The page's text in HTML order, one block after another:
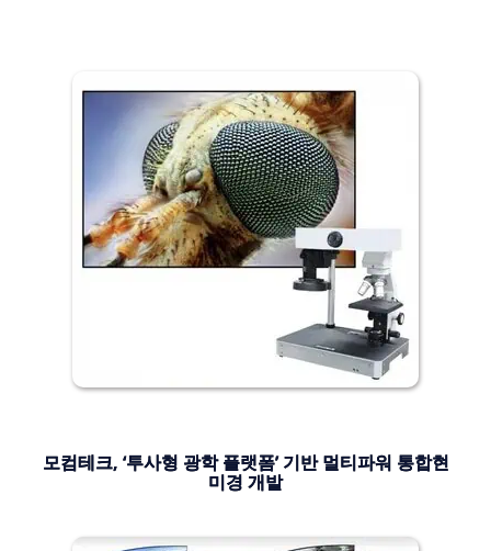
모컴테크, ‘투사형 광학 플랫폼’ 기반 멀티파워 통합현
미경 개발